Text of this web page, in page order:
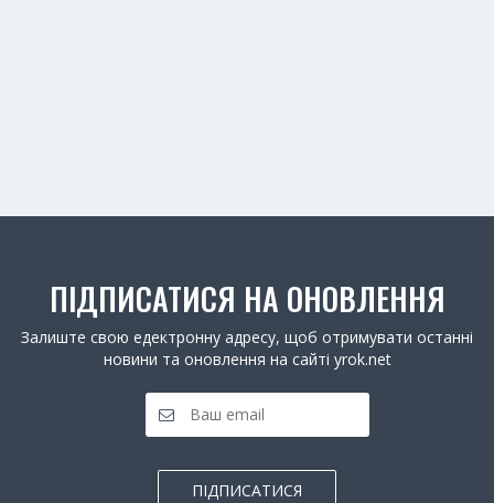
ПІДПИСАТИСЯ НА ОНОВЛЕННЯ
Залиште свою едектронну адресу, щоб отримувати останні
новини та оновлення на сайті yrok.net
ПІДПИСАТИСЯ